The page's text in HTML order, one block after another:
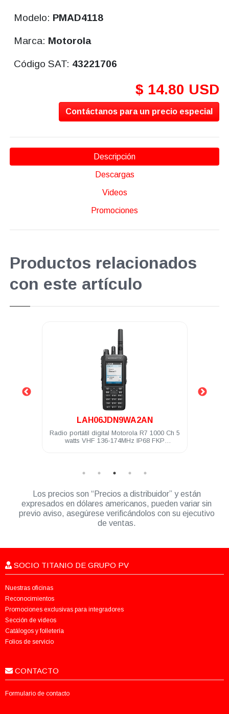
Modelo: PMAD4118
Marca: Motorola
Código SAT: 43221706
$ 14.80 USD
Contáctanos para un precio especial
Descripción
Descargas
Videos
Promociones
Productos relacionados
con este artículo
.
LAH06JDN9WA2AN
Radio portátil digital Motorola R7 1000 Ch 5
watts VHF 136-174MHz IP68 FKP
Los precios son “Precios a distribuidor” y están
expresados en dólares americanos, pueden variar sin
previo aviso, asegúrese verificándolos con su ejecutivo
de ventas.
SOCIO TITANIO DE GRUPO PV
Nuestras oficinas
Reconocimientos
Promociones exclusivas para integradores
Sección de videos
Catálogos y folletería
Folios de servicio
CONTACTO
Formulario de contacto